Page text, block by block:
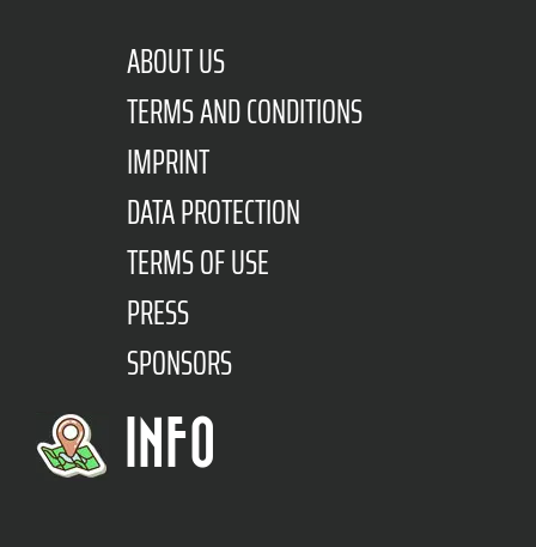
ABOUT US
TERMS AND CONDITIONS
IMPRINT
DATA PROTECTION
TERMS OF USE
PRESS
SPONSORS
INFO